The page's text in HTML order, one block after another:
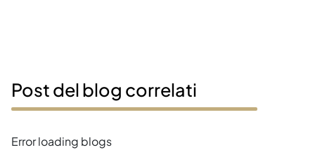
Post del blog correlati
Error loading blogs